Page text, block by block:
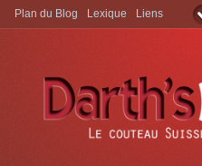
Plan du Blog Lexique Liens